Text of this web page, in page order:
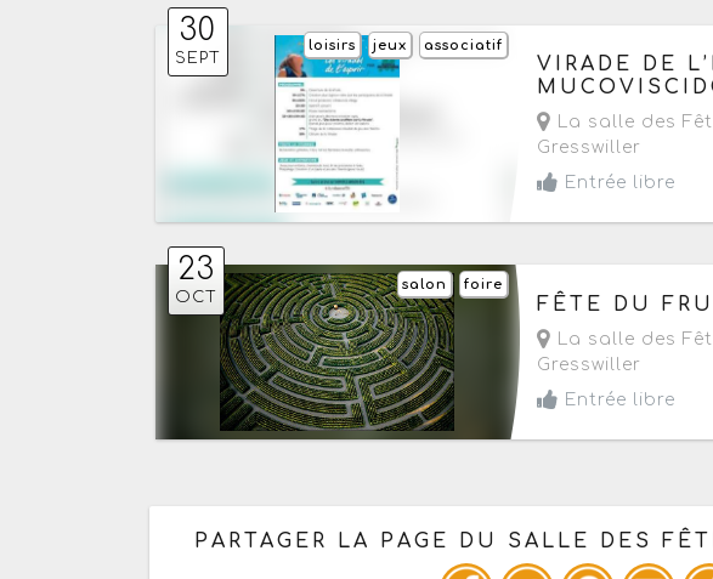
30
SEPT
associatif
jeux
loisirs
Le dimanche 30
VIRADE DE
La salle des
Gresswiller
Entrée libre
23
OCT
foire
salon
Le dimanche 23
FÊTE DU
La salle des
Gresswiller
Entrée libre
PARTAGER LA PAGE DU SALLE DES